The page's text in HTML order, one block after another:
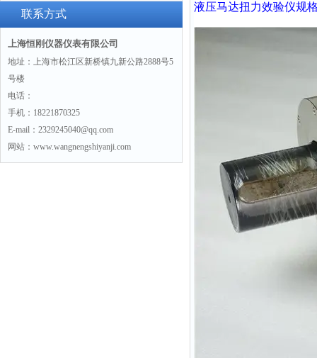
联系方式
上海恒刚仪器仪表有限公司
地址：上海市松江区新桥镇九新公路2888号5
号楼
电话：
手机：18221870325
E-mail：2329245040@qq.com
网站：www.wangnengshiyanji.com
液压马达扭力效验仪规